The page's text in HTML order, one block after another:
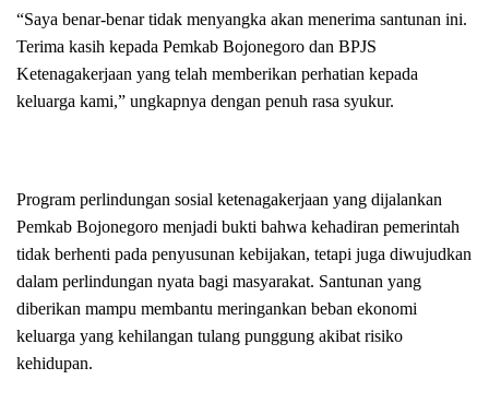
“Saya benar-benar tidak menyangka akan menerima santunan ini.
Terima kasih kepada Pemkab Bojonegoro dan BPJS
Ketenagakerjaan yang telah memberikan perhatian kepada
keluarga kami,” ungkapnya dengan penuh rasa syukur.
Program perlindungan sosial ketenagakerjaan yang dijalankan
Pemkab Bojonegoro menjadi bukti bahwa kehadiran pemerintah
tidak berhenti pada penyusunan kebijakan, tetapi juga diwujudkan
dalam perlindungan nyata bagi masyarakat. Santunan yang
diberikan mampu membantu meringankan beban ekonomi
keluarga yang kehilangan tulang punggung akibat risiko
kehidupan.